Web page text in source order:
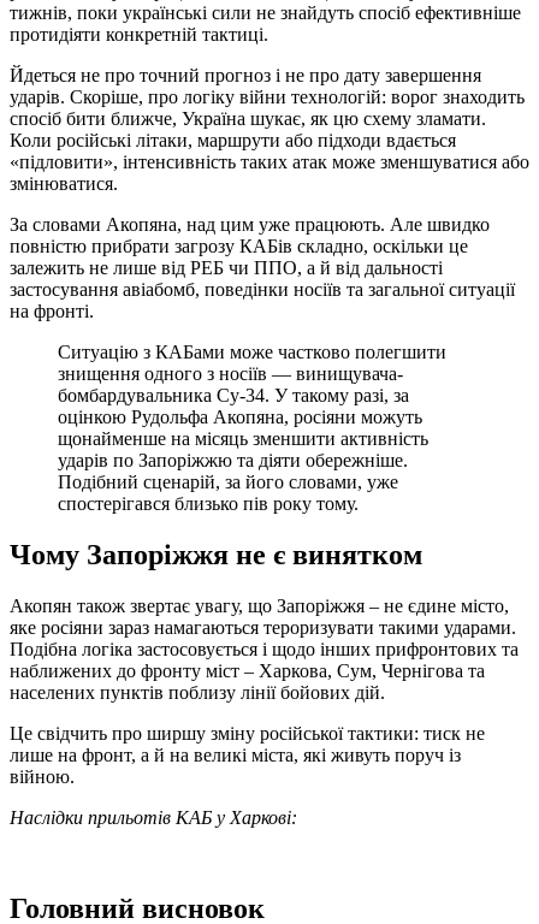
тижнів, поки українські сили не знайдуть спосіб ефективніше
протидіяти конкретній тактиці.
Йдеться не про точний прогноз і не про дату завершення
ударів. Скоріше, про логіку війни технологій: ворог знаходить
спосіб бити ближче, Україна шукає, як цю схему зламати.
Коли російські літаки, маршрути або підходи вдається
«підловити», інтенсивність таких атак може зменшуватися або
змінюватися.
За словами Акопяна, над цим уже працюють. Але швидко
повністю прибрати загрозу КАБів складно, оскільки це
залежить не лише від РЕБ чи ППО, а й від дальності
застосування авіабомб, поведінки носіїв та загальної ситуації
на фронті.
Ситуацію з КАБами може частково полегшити
знищення одного з носіїв — винищувача-
бомбардувальника Су-34. У такому разі, за
оцінкою Рудольфа Акопяна, росіяни можуть
щонайменше на місяць зменшити активність
ударів по Запоріжжю та діяти обережніше.
Подібний сценарій, за його словами, уже
спостерігався близько пів року тому.
Чому Запоріжжя не є винятком
Акопян також звертає увагу, що Запоріжжя – не єдине місто,
яке росіяни зараз намагаються тероризувати такими ударами.
Подібна логіка застосовується і щодо інших прифронтових та
наближених до фронту міст – Харкова, Сум, Чернігова та
населених пунктів поблизу лінії бойових дій.
Це свідчить про ширшу зміну російської тактики: тиск не
лише на фронт, а й на великі міста, які живуть поруч із
війною.
Наслідки прильотів КАБ у Харкові:
Головний висновок